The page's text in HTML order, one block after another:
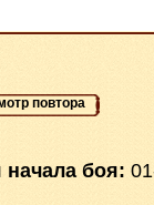
повтора
боя: